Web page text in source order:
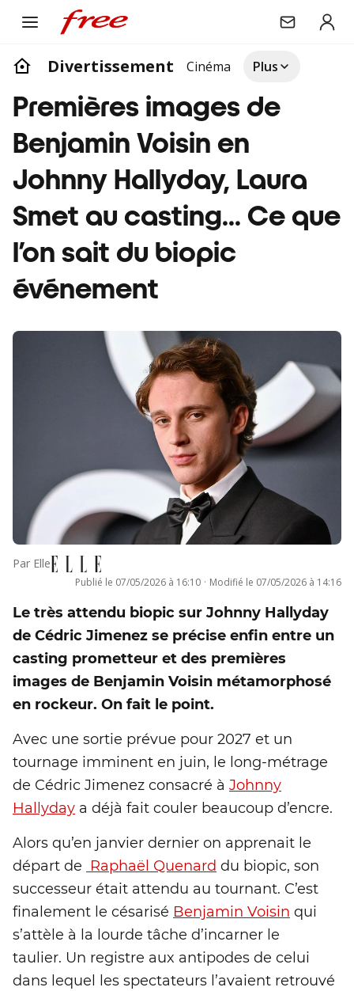
Divertissement Cinéma Plus
Premières images de
Benjamin Voisin en
Johnny Hallyday, Laura
Smet au casting… Ce que
l’on sait du biopic
événement
Par Elle
Publié le 07/05/2026 à 16:10 · Modifié le 07/05/2026 à 14:16
Le très attendu biopic sur Johnny Hallyday
de Cédric Jimenez se précise enfin entre un
casting prometteur et des premières
images de Benjamin Voisin métamorphosé
en rockeur. On fait le point.
Avec une sortie prévue pour 2027 et un
tournage imminent en juin, le long-métrage
de Cédric Jimenez consacré à Johnny
Hallyday a déjà fait couler beaucoup d’encre.
Alors qu’en janvier dernier on apprenait le
départ de Raphaël Quenard du biopic, son
successeur était attendu au tournant. C’est
finalement le césarisé Benjamin Voisin qui
s’attèle à la lourde tâche d’incarner le
taulier. Un registre aux antipodes de celui
dans lequel les spectateurs l’avaient retrouvé